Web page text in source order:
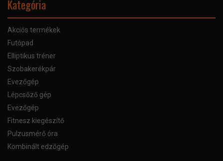
Kategória
Akciós termékek
Futópad
Elliptikus tréner
Szobakerékpár
Evezőgép
Lépcsőző gép
Evezőgép
Fitnesz kiegészítő
Pulzusmérő óra
Kombinált edzőgép